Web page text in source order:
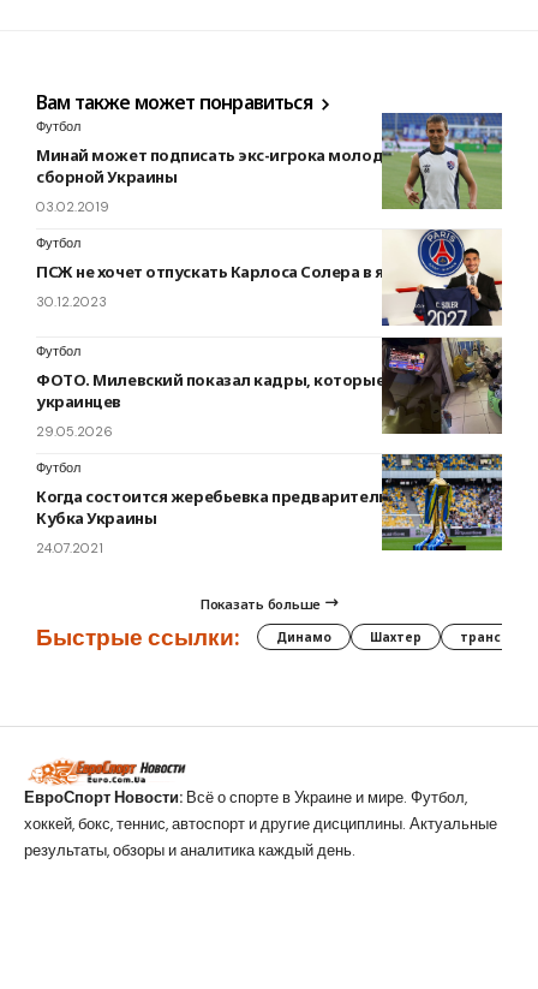
Вам также может понравиться
Футбол
Минай может подписать экс-игрока молодежной
сборной Украины
03.02.2019
Футбол
ПСЖ не хочет отпускать Карлоса Солера в январе
30.12.2023
Футбол
ФОТО. Милевский показал кадры, которые тронули
украинцев
29.05.2026
Футбол
Когда состоится жеребьевка предварительного этапа
Кубка Украины
24.07.2021
Показать больше
Быстрые ссылки: Динамо Шахтер трансферы
ЕвроСпорт Новости: Всё о спорте в Украине и мире. Футбол,
хоккей, бокс, теннис, автоспорт и другие дисциплины. Актуальные
результаты, обзоры и аналитика каждый день.